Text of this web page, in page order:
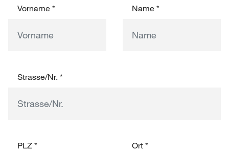
Vorname * Name *
Strasse/Nr. *
PLZ * Ort *